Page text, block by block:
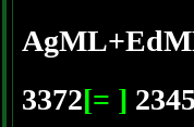
3372[= ]